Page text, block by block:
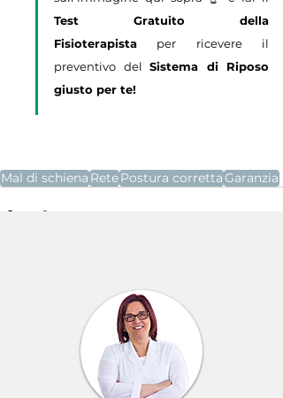
Test Gratuito della
Fisioterapista per ricevere il
preventivo del Sistema di Riposo
giusto per te!
Mal di schiena RetePostura corretta Garanzia
Scrivi un commento...